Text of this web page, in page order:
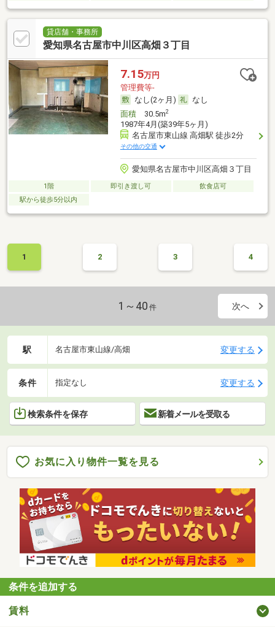
貸店舗・事務所
愛知県名古屋市中川区高畑３丁目
7.15万円
管理費等-
なし(2ヶ月)
なし
面積30.5m2
1987年4月(築39年5ヶ月)
名古屋市東山線 高畑駅 徒歩2分
その他の交通
愛知県名古屋市中川区高畑３丁目
1階 即引き渡し可
飲食店可
駅から徒歩5分以内
1 2 3 4
1～40 件 次へ
駅 名古屋市東山線/高畑 変更する
条件 指定なし 変更する
検索条件を保存 新着メールを受取る
お気に入り物件一覧を見る
条件を追加する
賃料